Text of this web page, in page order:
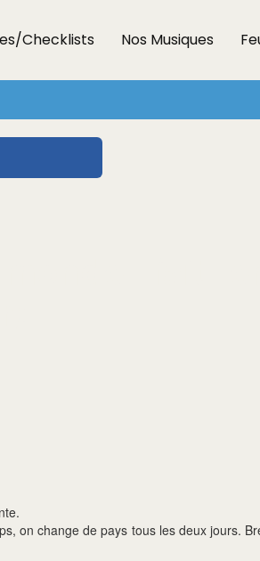
Checklists Nos Musiques
on change de pays tous les deux jours.